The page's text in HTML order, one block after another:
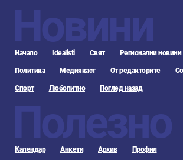
Новини
Начало Idealisti Свят Регионални новини
Политика Медиякаст От редакторите
Спорт Любопитно Поглед назад
Полезно
Календар Анкети Архив Профил